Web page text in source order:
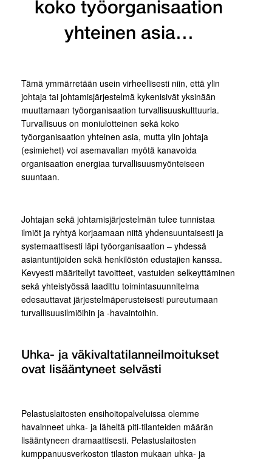
koko työorganisaation
yhteinen asia…
Tämä ymmärretään usein virheellisesti niin, että ylin
johtaja tai johtamisjärjestelmä kykenisivät yksinään
muuttamaan työorganisaation turvallisuuskulttuuria.
Turvallisuus on moniulotteinen sekä koko
työorganisaation yhteinen asia, mutta ylin johtaja
(esimiehet) voi asemavallan myötä kanavoida
organisaation energiaa turvallisuusmyönteiseen
suuntaan.
Johtajan sekä johtamisjärjestelmän tulee tunnistaa
ilmiöt ja ryhtyä korjaamaan niitä yhdensuuntaisesti ja
systemaattisesti läpi työorganisaation – yhdessä
asiantuntijoiden sekä henkilöstön edustajien kanssa.
Kevyesti määritellyt tavoitteet, vastuiden selkeyttäminen
sekä yhteistyössä laadittu toimintasuunnitelma
edesauttavat järjestelmäperusteisesti pureutumaan
turvallisuusilmiöihin ja -havaintoihin.
Uhka- ja väkivaltatilanneilmoitukset
ovat lisääntyneet selvästi
Pelastuslaitosten ensihoitopalveluissa olemme
havainneet uhka- ja läheltä piti-tilanteiden määrän
lisääntyneen dramaattisesti. Pelastuslaitosten
kumppanuusverkoston tilaston mukaan uhka- ja